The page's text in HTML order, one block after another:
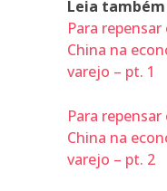
Leia também
Para
China na
varejo – pt. 1
Para
China na
varejo – pt. 2